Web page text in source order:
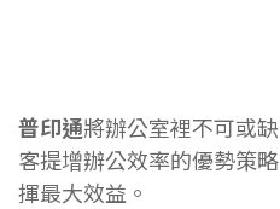
普印通將辦公室裡不可或
客提增辦公效率的優勢策
揮最大效益。